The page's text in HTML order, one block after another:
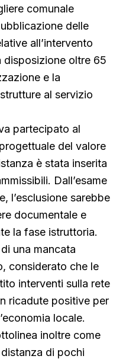
comunale
delle
all’intervento
disposizione oltre 65
e la
al servizio
partecipato al
del valore
è stata inserita
Dall’esame
l’esclusione sarebbe
documentale e
la fase istruttoria.
una mancata
considerato che le
interventi sulla rete
ricadute positive per
locale.
inoltre come
di pochi